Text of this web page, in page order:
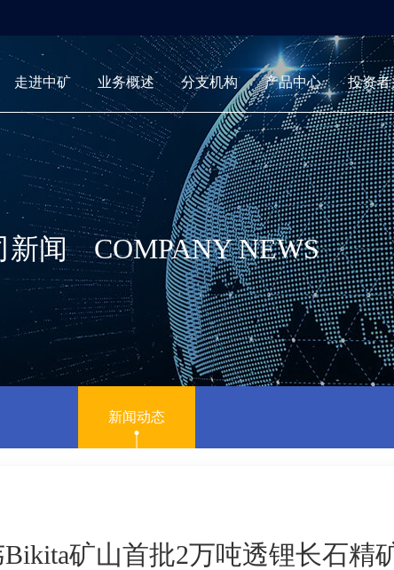
走进中矿 业务概述 分支机构 产品中心 投资者
新闻 COMPANY NEWS
新闻动态
矿山首批2万吨透锂长石精